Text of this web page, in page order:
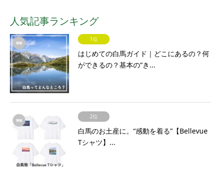
人気記事ランキング
1位
はじめての白馬ガイド｜どこにあるの？何
ができるの？基本の“き...
2位
白馬のお土産に。“感動を着る”【Bellevue
Tシャツ】...